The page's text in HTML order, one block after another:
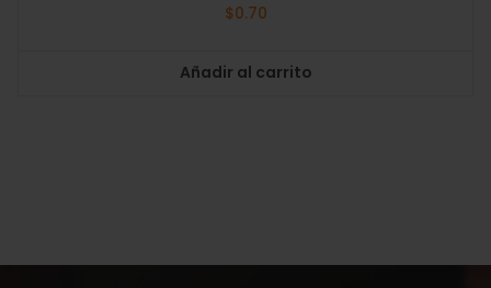
$0.70
Añadir al carrito